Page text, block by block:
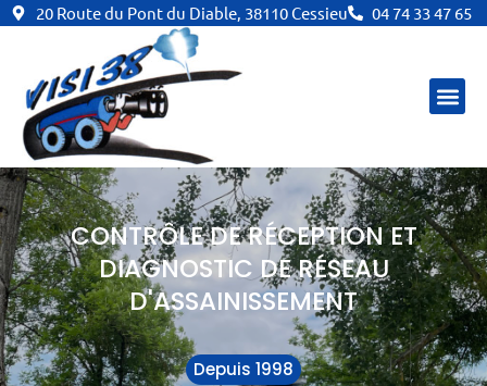
Aller
20 Route du Pont du Diable, 38110 Cessieu 04 74 33 47 65
CONTRÔLE DE RÉCEPTION ET
DIAGNOSTIC DE RÉSEAU
D'ASSAINISSEMENT
Depuis 1998